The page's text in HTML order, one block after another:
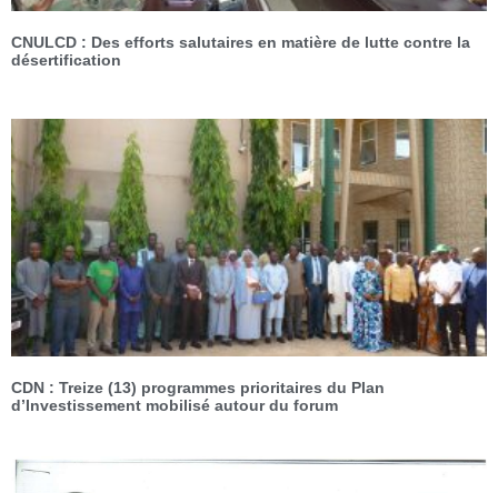
CNULCD : Des efforts salutaires en matière de lutte contre la
désertification
CDN : Treize (13) programmes prioritaires du Plan
d’Investissement mobilisé autour du forum